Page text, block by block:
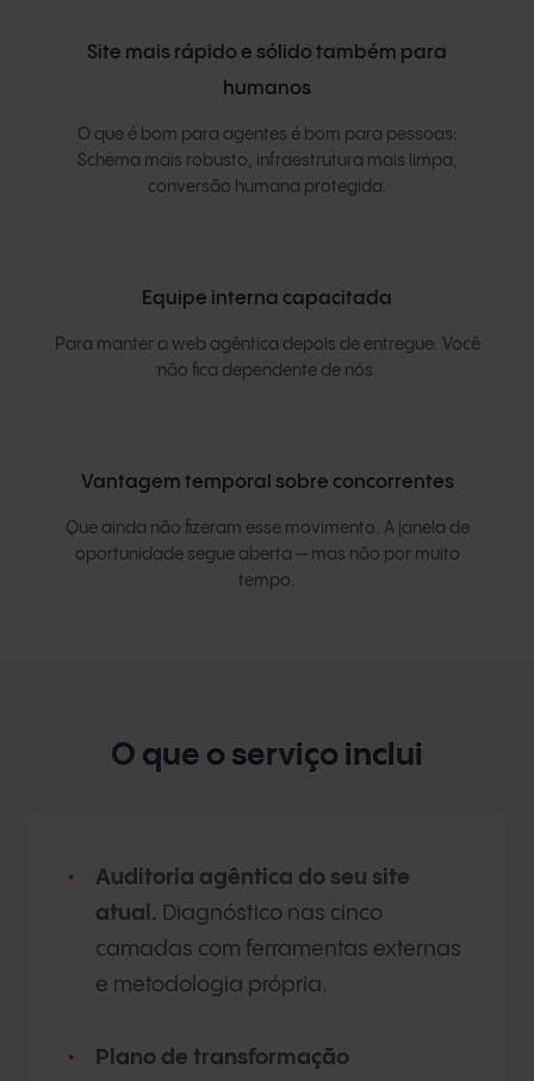
Site mais rápido e sólido também para
humanos
O que é bom para agentes é bom para pessoas:
Schema mais robusto, infraestrutura mais limpa,
conversão humana protegida.
Equipe interna capacitada
Para manter a web agêntica depois de entregue. Você
não fica dependente de nós.
Vantagem temporal sobre concorrentes
Que ainda não fizeram esse movimento. A janela de
oportunidade segue aberta — mas não por muito
tempo.
O que o serviço inclui
Auditoria agêntica do seu site
atual. Diagnóstico nas cinco
camadas com ferramentas externas
e metodologia própria.
Plano de transformação